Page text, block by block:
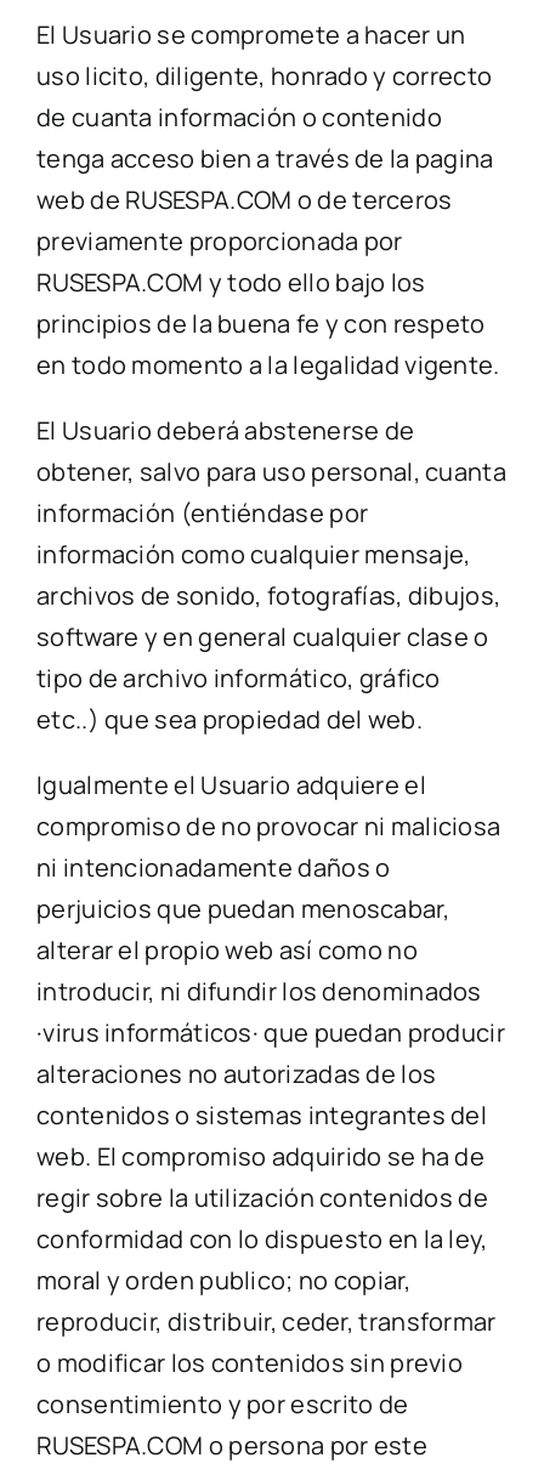
El Usuario se compromete a hacer un
uso licito, diligente, honrado y correcto
de cuanta información o contenido
tenga acceso bien a través de la pagina
web de RUSESPA.COM o de terceros
previamente proporcionada por
RUSESPA.COM y todo ello bajo los
principios de la buena fe y con respeto
en todo momento a la legalidad vigente.
El Usuario deberá abstenerse de
obtener, salvo para uso personal, cuanta
información (entiéndase por
información como cualquier mensaje,
archivos de sonido, fotografías, dibujos,
software y en general cualquier clase o
tipo de archivo informático, gráfico
etc..) que sea propiedad del web.
Igualmente el Usuario adquiere el
compromiso de no provocar ni maliciosa
ni intencionadamente daños o
perjuicios que puedan menoscabar,
alterar el propio web así como no
introducir, ni difundir los denominados
·virus informáticos· que puedan producir
alteraciones no autorizadas de los
contenidos o sistemas integrantes del
web. El compromiso adquirido se ha de
regir sobre la utilización contenidos de
conformidad con lo dispuesto en la ley,
moral y orden publico; no copiar,
reproducir, distribuir, ceder, transformar
o modificar los contenidos sin previo
consentimiento y por escrito de
RUSESPA.COM o persona por este